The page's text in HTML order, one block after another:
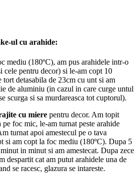
ul cu arahide:
mediu (180ºC), am pus arahidele intr-o
cele pentru decor) si le-am copt 10
detasabila de 23cm cu unt si am
de aluminiu (in cazul in care curge untul
scurga si sa murdareasca tot cuptorul).
cu miere pentru decor. Am topit
foc mic, le-am turnat peste arahide
turnat apoi amestecul pe o tava
si am copt la foc mediu (180ºC). Dupa 5
in minut si am amestecat. Dupa zece
despartit cat am putut arahidele una de
se racesc, glazura se intareste.